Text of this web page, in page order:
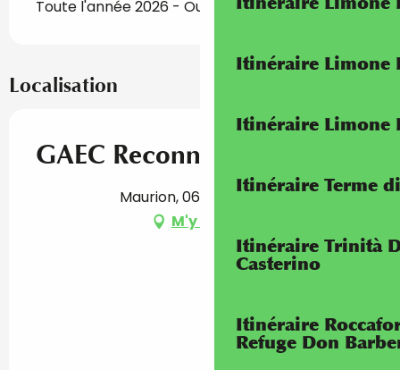
Itinéraire Limone
Itinéraire Limone
Itinéraire Terme
Itinéraire Trinità
Casterino
Itinéraire
Refuge Don
Toute l'année 2026 - Ouvert tous les jours
Localisation
GAEC Reconnu Le Maurion
Maurion, 06540 Saorge
M'y rendre